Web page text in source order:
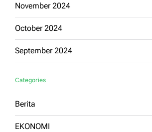
November 2024
October 2024
September 2024
Categories
Berita
EKONOMI